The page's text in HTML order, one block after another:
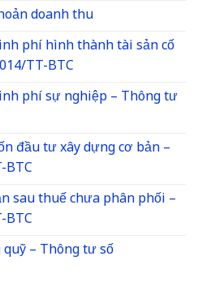
doanh thu
phí hình thành tài sản cố
TT-BTC
phí sự nghiệp – Thông tư
đầu tư xây dựng cơ bản –
sau thuế chưa phân phối –
– Thông tư số